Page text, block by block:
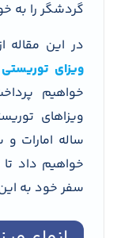
گردشگر را به
در این مقاله
ویزای توریستی
خواهیم
ساله امارات و
خواهیم داد تا
سفر خود به این